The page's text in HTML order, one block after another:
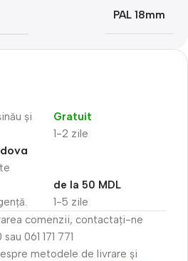
PAL 18mm
și
1-2 zile
Gratuit
1-5 zile
de la 50 MDL
comenzii, contactați-ne
061 171 771
metodele de livrare și